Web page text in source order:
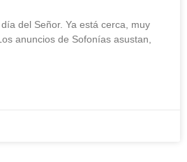
del Señor. Ya está cerca, muy
anuncios de Sofonías asustan,